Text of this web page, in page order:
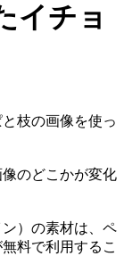
イチョ
枝の画像を使っ
のどこかが変化
）の素材は、ペ
料で利用するこ